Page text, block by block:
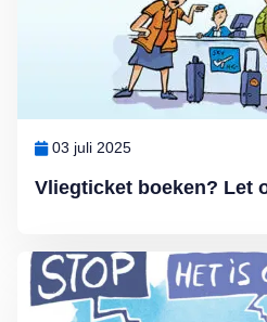
Vliegticket boeken? Let
03 juli 2025
Lees meer over MAX